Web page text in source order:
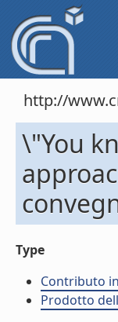
http://
\"You
Type
Contributo
Prodotto